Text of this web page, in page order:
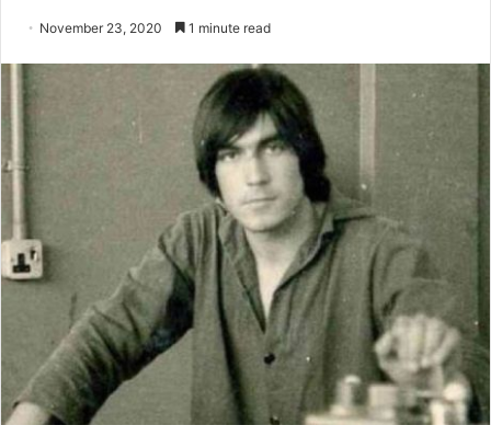
November 23, 2020 1 minute read